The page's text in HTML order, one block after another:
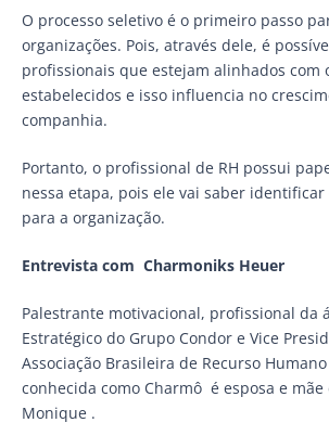
O processo seletivo é o primeiro passo
organizações. Pois, através dele, é
profissionais que estejam alinhados com
estabelecidos e isso influencia no
companhia.
Portanto, o profissional de RH possui
nessa etapa, pois ele vai saber
para a organização.
Entrevista com Charmoniks Heuer
Palestrante motivacional, profissional da
Estratégico do Grupo Condor e Vice
Associação Brasileira de Recurso
conhecida como Charmô é esposa e
Monique .